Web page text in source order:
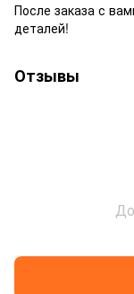
После заказа с
деталей!
Отзывы